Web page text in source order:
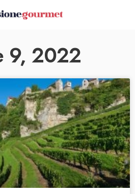
9, 2022